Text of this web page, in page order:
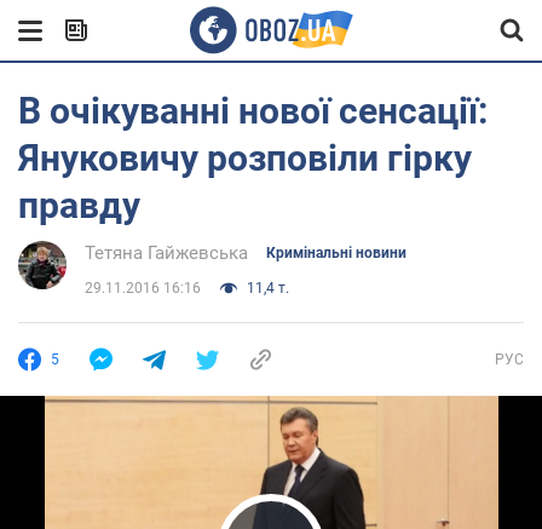
В очікуванні нової сенсації:
Януковичу розповіли гірку
правду
Тетяна Гайжевська Кримінальні новини
29.11.2016 16:16 11,4 т.
5 РУС